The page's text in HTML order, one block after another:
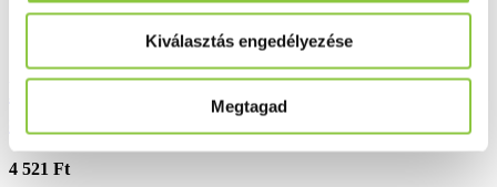
Kiválasztás engedélyezése
Megtagad
La Roche-Posay Lipikar Surgras
4 521 Ft